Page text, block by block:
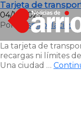
Tarjeta de
04/12/2025
Por
Luismi palacios
La tarjeta de
recargas ni límites
Una ciudad …